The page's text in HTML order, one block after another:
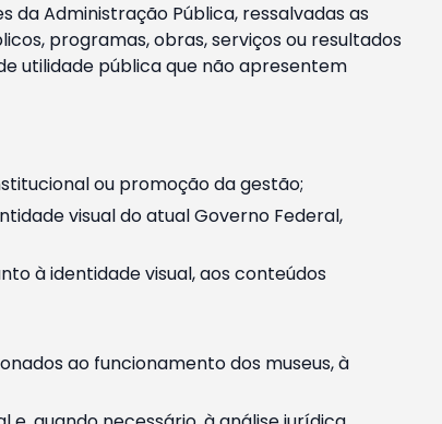
da Administração Pública, ressalvadas as
programas, obras, serviços ou resultados
utilidade pública que não apresentem
ou promoção da gestão;
visual do atual Governo Federal,
à identidade visual, aos conteúdos
ao funcionamento dos museus, à